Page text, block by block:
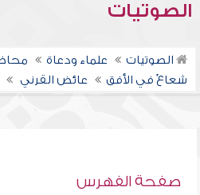
الصوتيات
الصوتيات علماء ودعاة
شعاعٌ في الأفق
عائض القرني
صفحة الفهرس